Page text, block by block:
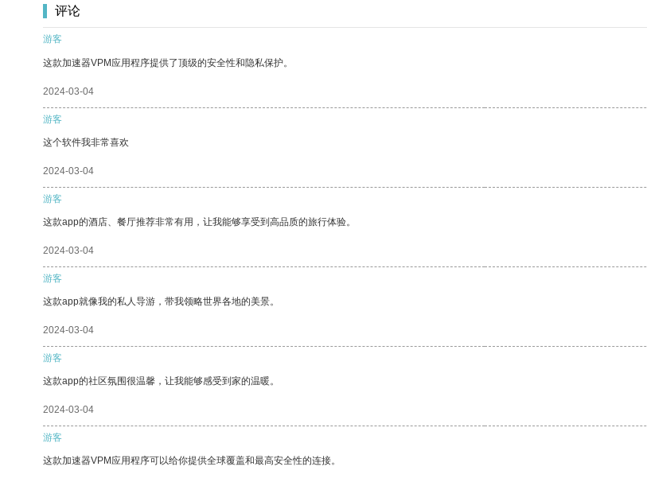
评论
游客
这款加速器VPM应用程序提供了顶级的安全性和隐私保护。
2024-03-04
游客
这个软件我非常喜欢
2024-03-04
游客
这款app的酒店、餐厅推荐非常有用，让我能够享受到高品质的旅行体验。
2024-03-04
游客
这款app就像我的私人导游，带我领略世界各地的美景。
2024-03-04
游客
这款app的社区氛围很温馨，让我能够感受到家的温暖。
2024-03-04
游客
这款加速器VPM应用程序可以给你提供全球覆盖和最高安全性的连接。